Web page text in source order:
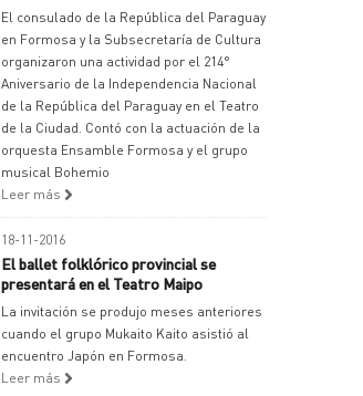
El consulado de la República del Paraguay
en Formosa y la Subsecretaría de Cultura
organizaron una actividad por el 214°
Aniversario de la Independencia Nacional
de la República del Paraguay en el Teatro
de la Ciudad. Contó con la actuación de la
orquesta Ensamble Formosa y el grupo
musical Bohemio
Leer más
18-11-2016
El ballet folklórico provincial se
presentará en el Teatro Maipo
La invitación se produjo meses anteriores
cuando el grupo Mukaito Kaito asistió al
encuentro Japón en Formosa.
Leer más